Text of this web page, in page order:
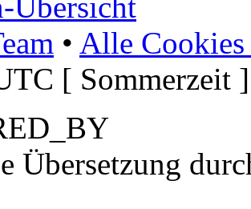
Übersicht
• Alle Cookies
[ Sommerzeit ]
Übersetzung